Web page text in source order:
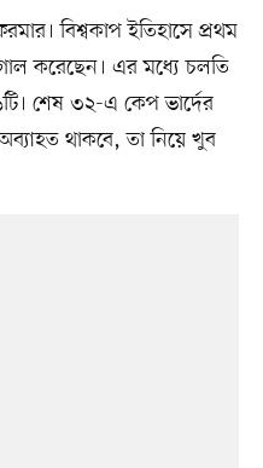
বিশ্বকাপ ইতিহাসে প্রথম
করেছেন। এর মধ্যে চলতি
শেষ ৩২-এ কেপ ভার্দের
থাকবে, তা নিয়ে খুব